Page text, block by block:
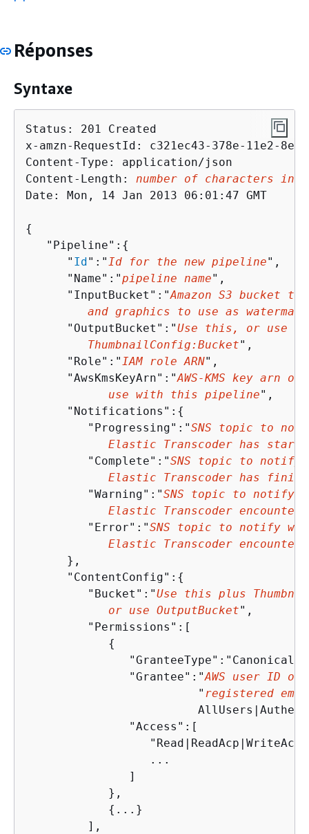
Réponses
Syntaxe
Status: 201 Created
x-amzn-RequestId: c321ec43-378e-11e2-
Content-Type: application/json
Content-Length: number of characters in
Date: Mon, 14 Jan 2013 06:01:47 GMT
{
   "Pipeline":
{
      "
Id":" Id for the new pipeline",
      "Name":"
pipeline name",
      "InputBucket":"
Amazon S3 bucket
and graphics to use as
      "OutputBucket":"
Use this, or use
         ThumbnailConfig:Bucket
",
      "Role":"
IAM role ARN",
      "AwsKmsKeyArn":"
AWS-KMS key arn
            use with this pipeline
",
      "Notifications":
{
         "Progressing":"
SNS topic to
Elastic Transcoder has
         "Complete":"
SNS topic to notify
Elastic Transcoder has
         "Warning":"
SNS topic to notify
Elastic Transcoder
         "Error":"
SNS topic to notify
Elastic Transcoder
      },
      "ContentConfig":
{
         "Bucket":"
Use this plus
            or use OutputBucket
",
         "Permissions":[
{
               "Grantee":"
AWS user ID
                         "
registered
               "Access":[
                  ...
               ]
            },
{ ...}
         ],